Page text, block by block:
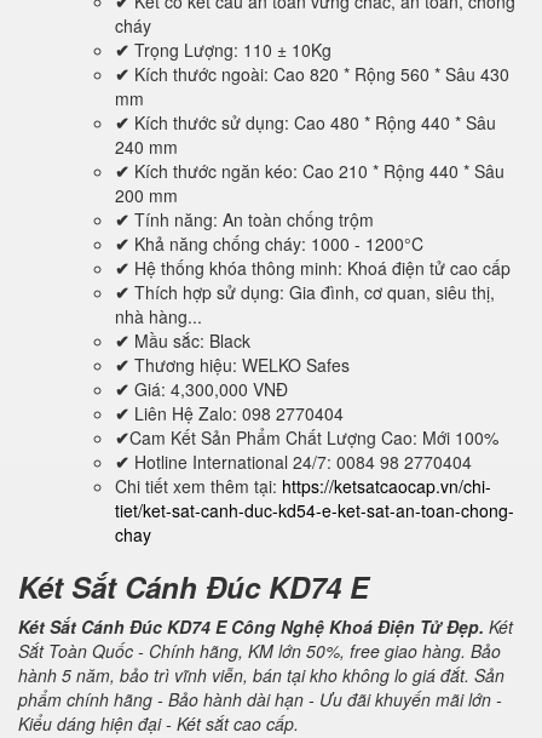
cháy
✔ Trọng Lượng: 110 ± 10Kg
✔ Kích thước ngoài: Cao 820 * Rộng 560 * Sâu 430
mm
✔ Kích thước sử dụng: Cao 480 * Rộng 440 * Sâu
240 mm
✔ Kích thước ngăn kéo: Cao 210 * Rộng 440 * Sâu
200 mm
✔ Tính năng: An toàn chống trộm
✔ Khả năng chống cháy: 1000 - 1200°C
✔ Hệ thống khóa thông minh: Khoá điện tử cao cấp
✔ Thích hợp sử dụng: Gia đình, cơ quan, siêu thị,
nhà hàng...
✔ Mầu sắc: Black
✔ Thương hiệu: WELKO Safes
✔ Giá: 4,300,000 VNĐ
✔ Liên Hệ Zalo: 098 2770404
✔Cam Kết Sản Phẩm Chất Lượng Cao: Mới 100%
✔ Hotline International 24/7: 0084 98 2770404
Chi tiết xem thêm tại: https://ketsatcaocap.vn/chi-
tiet/ket-sat-canh-duc-kd54-e-ket-sat-an-toan-chong-
chay
Két Sắt Cánh Đúc KD74 E
Két Sắt Cánh Đúc KD74 E Công Nghệ Khoá Điện Tử Đẹp. Két
Sắt Toàn Quốc - Chính hãng, KM lớn 50%, free giao hàng. Bảo
hành 5 năm, bảo trì vĩnh viễn, bán tại kho không lo giá đắt. Sản
phẩm chính hãng - Bảo hành dài hạn - Ưu đãi khuyến mãi lớn -
Kiểu dáng hiện đại - Két sắt cao cấp.